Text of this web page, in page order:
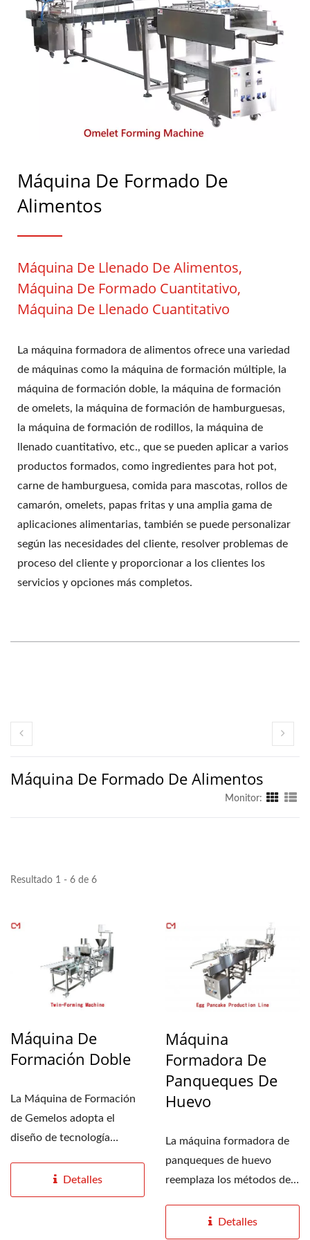
Alimentos Con Sede En Taiwán
| CHUANG MEI INDUSTRIAL
Máquina De Formado De
Alimentos
Máquina De Llenado De Alimentos,
Máquina De Formado Cuantitativo,
Máquina De Llenado Cuantitativo
La máquina formadora de alimentos ofrece una variedad
de máquinas como la máquina de formación múltiple, la
máquina de formación doble, la máquina de formación
de omelets, la máquina de formación de hamburguesas,
la máquina de formación de rodillos, la máquina de
llenado cuantitativo, etc., que se pueden aplicar a varios
productos formados, como ingredientes para hot pot,
carne de hamburguesa, comida para mascotas, rollos de
camarón, omelets, papas fritas y una amplia gama de
aplicaciones alimentarias, también se puede personalizar
según las necesidades del cliente, resolver problemas de
proceso del cliente y proporcionar a los clientes los
servicios y opciones más completos.
Máquina De Formado De Alimentos
Monitor:
Resultado 1 - 6 de 6
Máquina De
Formación Doble
La Máquina de Formación
de Gemelos adopta el
diseño de tecnología
"Patente...
Detalles
Máquina
Formadora De
Panqueques De
Huevo
La máquina formadora de
panqueques de huevo
reemplaza los métodos de
Detalles